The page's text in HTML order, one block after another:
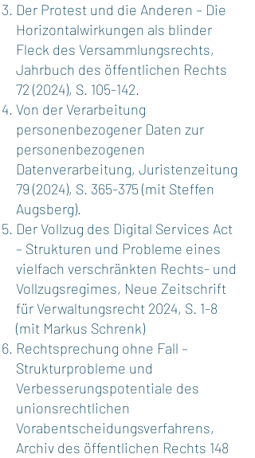
Der Protest und die Anderen – Die
Horizontalwirkungen als blinder
Fleck des Versammlungsrechts,
Jahrbuch des öffentlichen Rechts
72 (2024), S. 105-142.
Von der Verarbeitung
personenbezogener Daten zur
personenbezogenen
Datenverarbeitung, Juristenzeitung
79 (2024), S. 365-375 (mit Steffen
Augsberg).
Der Vollzug des Digital Services Act
– Strukturen und Probleme eines
vielfach verschränkten Rechts- und
Vollzugsregimes, Neue Zeitschrift
für Verwaltungsrecht 2024, S. 1-8
(mit Markus Schrenk)
Rechtsprechung ohne Fall –
Strukturprobleme und
Verbesserungspotentiale des
unionsrechtlichen
Vorabentscheidungsverfahrens,
Archiv des öffentlichen Rechts 148